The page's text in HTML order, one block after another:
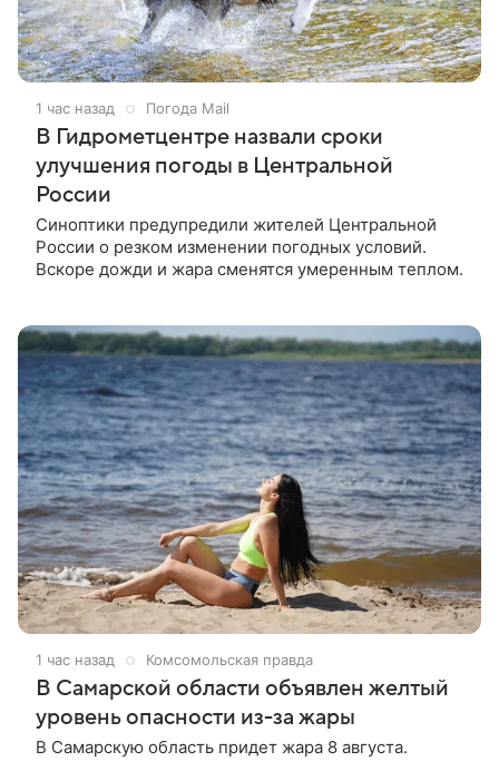
1 час назад Погода Mail
В Гидрометцентре назвали сроки
улучшения погоды в Центральной
России
Синоптики предупредили жителей Центральной
России о резком изменении погодных условий.
Вскоре дожди и жара сменятся умеренным теплом.
1 час назад Комсомольская правда
В Самарской области объявлен желтый
уровень опасности из-за жары
В Самарскую область придет жара 8 августа.